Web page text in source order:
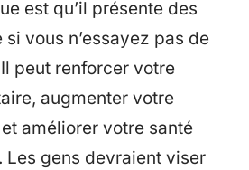
est qu’il présente des
vous n’essayez pas de
peut renforcer votre
augmenter votre
améliorer votre santé
gens devraient viser